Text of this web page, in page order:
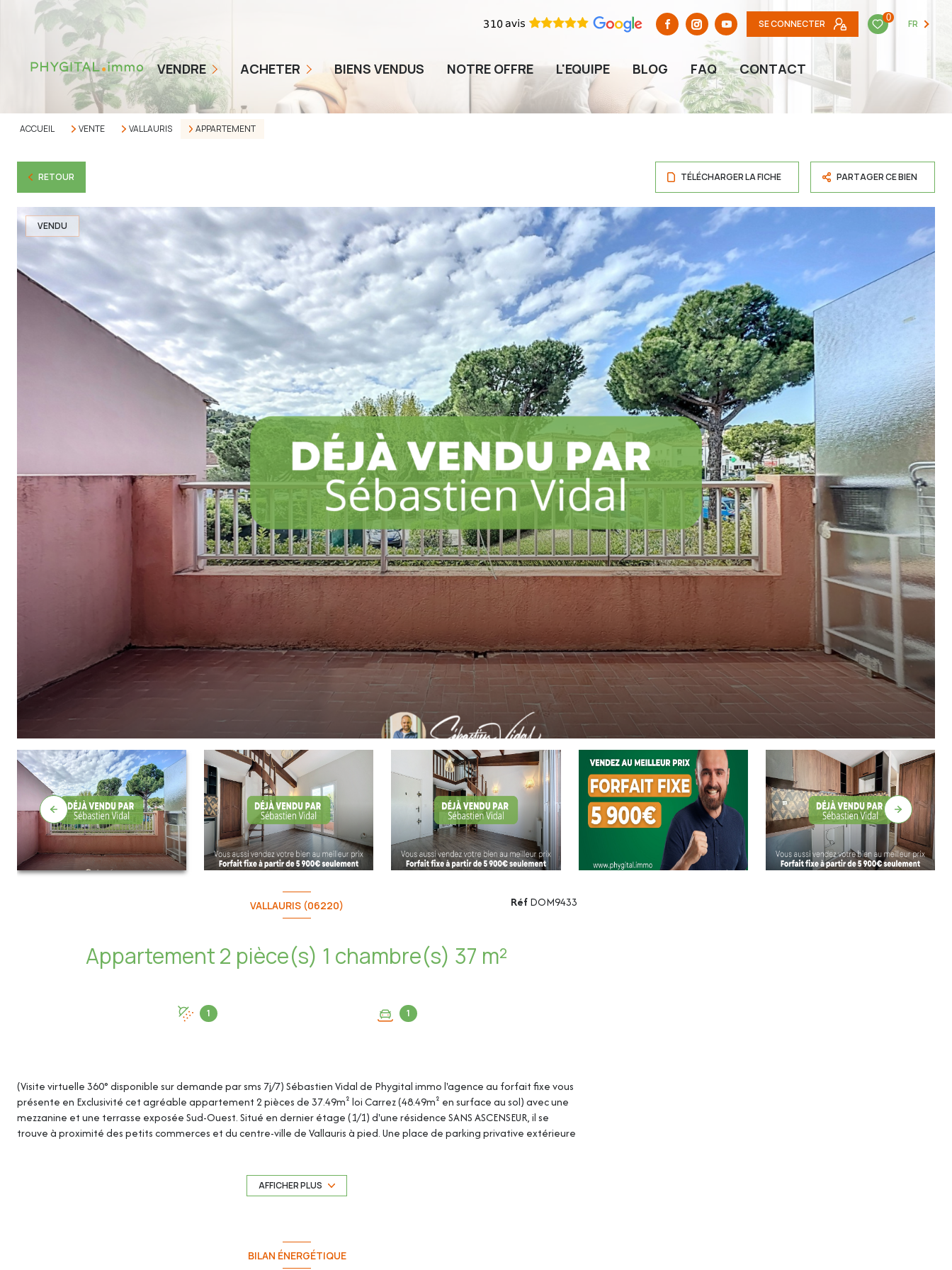
SE CONNECTER
0
FR
VENDRE
COMMENT ÇA MARCHE
NOS TARIFS
ESTIMER MON BIEN
ACHETER
BIENS EN VENTE
ALERTE ACHETEUR
BIENS VENDUS NOTRE OFFRE L'EQUIPE BLOG FAQ CONTACT
ACCUEIL VENTE VALLAURIS APPARTEMENT
RETOUR TÉLÉCHARGER LA FICHE PARTAGER CE BIEN
VENDU
VALLAURIS (06220)
Appartement 2 pièce(s) 1 chambre(s) 37 m²
1 1
RéfDOM9433
(Visite virtuelle 360° disponible sur demande par sms 7j/7) Sébastien Vidal de Phygital immo l'agence au forfait fixe vous
présente en Exclusivité cet agréable appartement 2 pièces de 37.49m² loi Carrez (48.49m² en surface au sol) avec une
mezzanine et une terrasse exposée Sud-Ouest. Situé en dernier étage (1/1) d'une résidence SANS ASCENSEUR, il se
trouve à proximité des petits commerces et du centre-ville de Vallauris à pied. Une place de parking privative extérieure
Cet appartement de 37.49m² loi Carrez (48.49m² en surface au sol) se compose de :
AFFICHER PLUS
BILAN ÉNERGÉTIQUE